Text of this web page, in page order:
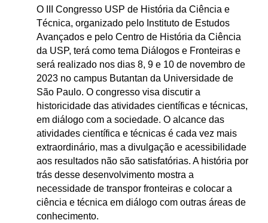
O III Congresso USP de História da Ciência e
Técnica, organizado pelo Instituto de Estudos
Avançados e pelo Centro de História da Ciência
da USP, terá como tema Diálogos e Fronteiras e
será realizado nos dias 8, 9 e 10 de novembro de
2023 no campus Butantan da Universidade de
São Paulo. O congresso visa discutir a
historicidade das atividades científicas e técnicas,
em diálogo com a sociedade. O alcance das
atividades científica e técnicas é cada vez mais
extraordinário, mas a divulgação e acessibilidade
aos resultados não são satisfatórias. A história por
trás desse desenvolvimento mostra a
necessidade de transpor fronteiras e colocar a
ciência e técnica em diálogo com outras áreas de
conhecimento.